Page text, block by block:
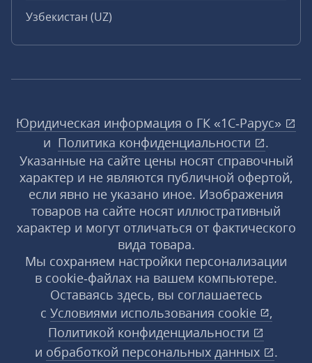
Узбекистан (UZ)
Юридическая информация о ГК «1С‑Рарус»
и Политика конфиденциальности
.
Указанные на сайте цены носят справочный
характер и не являются публичной офертой,
если явно не указано иное. Изображения
товаров на сайте носят иллюстративный
характер и могут отличаться от фактического
вида товара.
Мы сохраняем настройки персонализации
в cookie‑файлах на вашем компьютере.
Оставаясь здесь, вы соглашаетесь
с Условиями использования cookie
,
Политикой конфиденциальности
и обработкой персональных данных
.